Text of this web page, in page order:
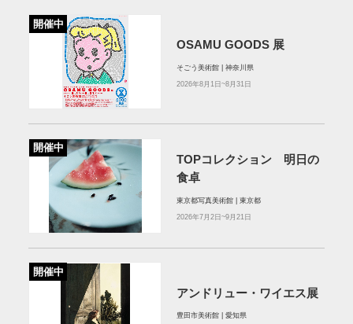
開催中
OSAMU GOODS 展
そごう美術館 | 神奈川県
2026年8月1日~8月31日
開催中
TOPコレクション 明日の
食卓
東京都写真美術館 | 東京都
2026年7月2日~9月21日
開催中
アンドリュー・ワイエス展
豊田市美術館 | 愛知県